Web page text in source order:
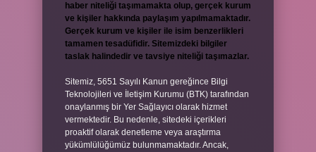
haber niteliği taşımamakta olup, gerçek kurum
ve kişiler hakkında paylaşım yapılmamaktadır.
Gerçek kurum ve kişiler ile isim benzerlikleri
tamamen tesadüfidir. Sitemizdeki bilgiler
taslak halindedir ve tavsiye niteliği taşımazlar.
Sitemiz, 5651 Sayılı Kanun gereğince Bilgi
Teknolojileri ve İletişim Kurumu (BTK) tarafından
onaylanmış bir Yer Sağlayıcı olarak hizmet
vermektedir. Bu nedenle, sitedeki içerikleri
proaktif olarak denetleme veya araştırma
yükümlülüğümüz bulunmamaktadır. Ancak,